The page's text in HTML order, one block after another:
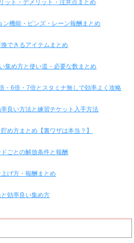
ット・デメリット・注意点まとめ
ン機能・ピンズ・レーン報酬まとめ
できるアイテムまとめ
集め方と使い道・必要な数まとめ
・6倍・7倍とスタミナ無しで効率よく攻略
良い方法と練習チケット入手方法
め方まとめ【裏ワザは本当？】
ごとの解放条件と報酬
げ方・報酬まとめ
効率良い集め方